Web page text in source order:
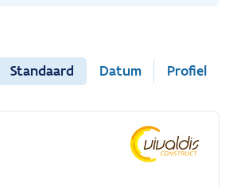
Standaard Datum Profiel